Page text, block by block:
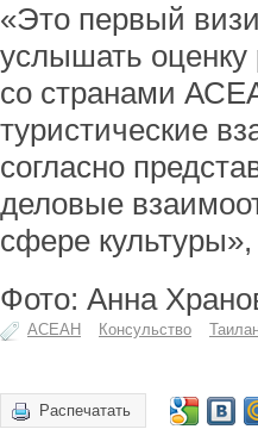
«Это первый
услышать оценку
со странами
туристические
согласно
деловые
сфере
Фото: Анна
АСЕАН Консульство
Распечатать